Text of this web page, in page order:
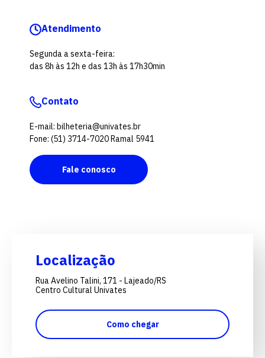
Atendimento
Segunda a sexta-feira:
das 8h às 12h e das 13h às 17h30min
Contato
E-mail: bilheteria@univates.br
Fone: (51) 3714-7020 Ramal 5941
Fale conosco
Localização
Rua Avelino Talini, 171 - Lajeado/RS
Centro Cultural Univates
Como chegar